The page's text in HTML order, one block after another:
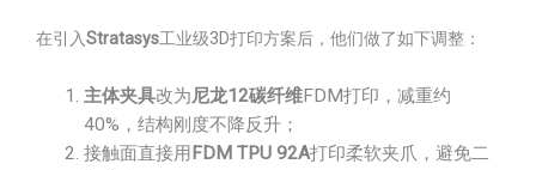
在引入Stratasys工业级3D打印方案后，他们做了如下调整：
主体夹具改为尼龙12碳纤维FDM打印，减重约
40%，结构刚度不降反升；
接触面直接用 FDM TPU 92A打印柔软夹爪，避免二